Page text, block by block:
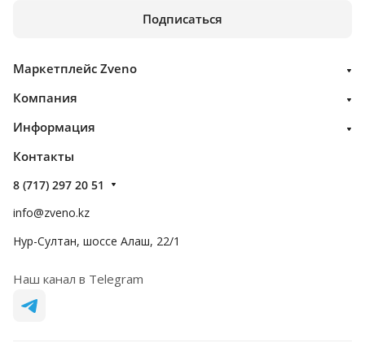
Подписаться
Маркетплейс Zveno
Компания
Информация
Контакты
8 (717) 297 20 51
info@zveno.kz
Нур-Султан, шоссе Алаш, 22/1
Наш канал в Telegram